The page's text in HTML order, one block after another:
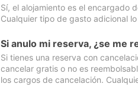
Sí, el alojamiento es el encargado
Cualquier tipo de gasto adicional
Si anulo mi reserva, ¿se me
Si tienes una reserva con
cancelar gratis o no es
los cargos de cancelación.